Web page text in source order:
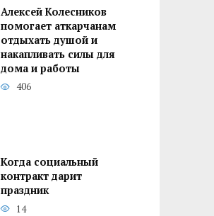
Алексей Колесников
помогает аткарчанам
отдыхать душой и
накапливать силы для
дома и работы
406
Когда социальный
контракт дарит
праздник
14